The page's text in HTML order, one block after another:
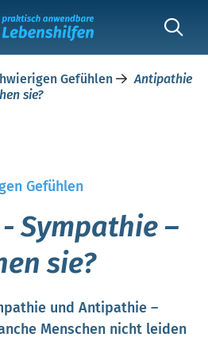
Gefühlen
Antipathie
sie?
Gefühlen
Sympathie –
sie?
und Antipathie –
Menschen nicht leiden